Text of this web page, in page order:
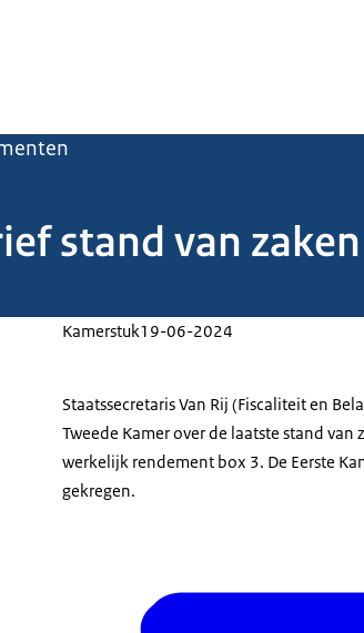
stand van
Kamerstuk19-06-2024
Staatssecretaris Van Rij (Fiscaliteit en
Tweede Kamer over de laatste stand van
werkelijk rendement box 3. De Eerste
gekregen.